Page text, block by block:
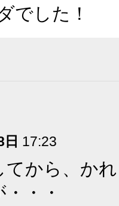
でした！
17:23
てから、か
・・